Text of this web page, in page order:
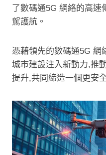
了數碼通5G 網絡的高速
駕護航。
憑藉領先的數碼通5G 網
城市建設注入新動力,推
提升,共同締造一個更安